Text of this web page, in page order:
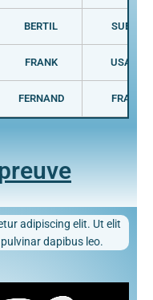
BERTIL SUE
FRANK USA
FERNAND FRA
adipiscing elit. Ut elit
dapibus leo.